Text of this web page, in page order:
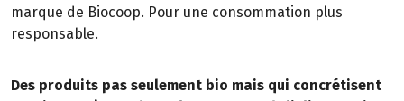
marque de Biocoop. Pour une consommation plus
responsable.
Des produits pas seulement bio mais qui concrétisent